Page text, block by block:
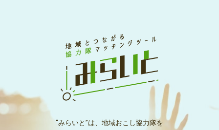
“みらいと”は、地域おこし協力隊を